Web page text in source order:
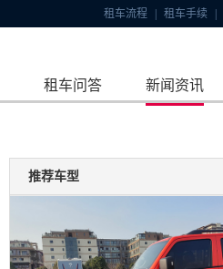
租车流程 租车手续
租车问答 新闻资讯
推荐车型